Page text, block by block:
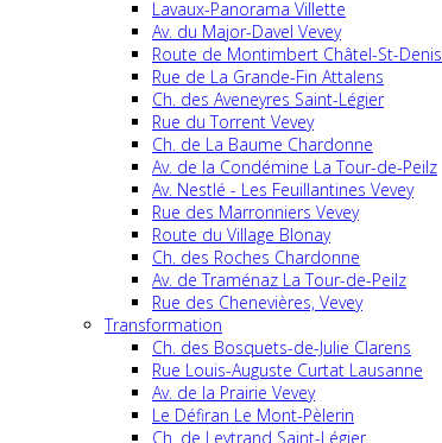
Lavaux-Panorama Villette
Av. du Major-Davel Vevey
Route de Montimbert Châtel-St-Denis
Rue de La Grande-Fin Attalens
Ch. des Aveneyres Saint-Légier
Rue du Torrent Vevey
Ch. de La Baume Chardonne
Av. de la Condémine La Tour-de-Peilz
Av. Nestlé - Les Feuillantines Vevey
Rue des Marronniers Vevey
Route du Village Blonay
Ch. des Roches Chardonne
Av. de Traménaz La Tour-de-Peilz
Rue des Chenevières, Vevey
Transformation
Ch. des Bosquets-de-Julie Clarens
Rue Louis-Auguste Curtat Lausanne
Av. de la Prairie Vevey
Le Défiran Le Mont-Pèlerin
Ch. de Leytrand Saint-Légier